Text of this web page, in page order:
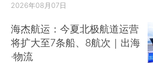
2026年08月07日
海杰航运：今夏北极航道运营
将扩大至7条船、8航次｜出海
·物流